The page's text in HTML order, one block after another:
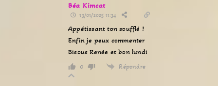
Béa Kimcat
13/01/2025 11:34
Appétissant ton soufflé !
Enfin je peux commenter
Bisous Renée et bon lundi
0 Répondre